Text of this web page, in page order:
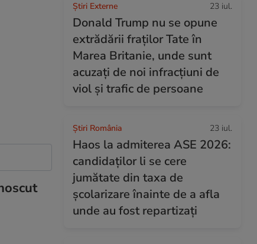
Știri Externe 23 iul.
Donald Trump nu se opune
extrădării fraților Tate în
Marea Britanie, unde sunt
acuzați de noi infracțiuni de
viol și trafic de persoane
Știri România 23 iul.
Haos la admiterea ASE 2026:
candidaților li se cere
jumătate din taxa de
școlarizare înainte de a afla
unde au fost repartizați